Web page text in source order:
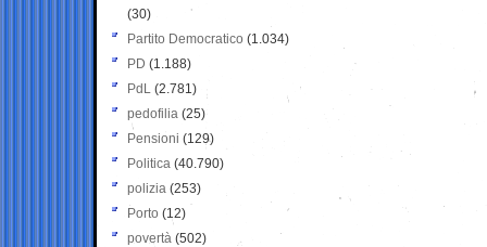
(30)
Partito Democratico (1.034)
PD (1.188)
PdL (2.781)
pedofilia (25)
Pensioni (129)
Politica (40.790)
polizia (253)
Porto (12)
povertà (502)